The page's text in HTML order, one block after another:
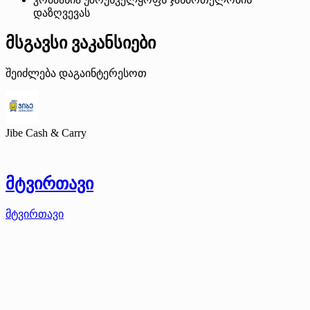
დაზღვევას
მსგავსი ვაკანსიები
შეიძლება დაგაინტერესოთ
Jibe Cash & Carry
მტვირთავი
მტვირთავი